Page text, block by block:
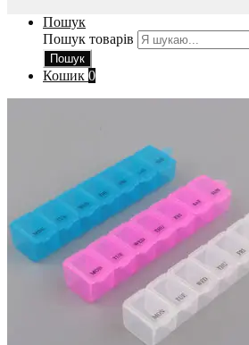
Пошук
Пошук товарів
Пошук
Кошик 0